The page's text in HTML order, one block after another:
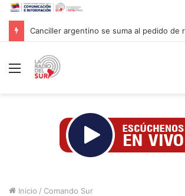
Menú
Inicio / Comando Sur